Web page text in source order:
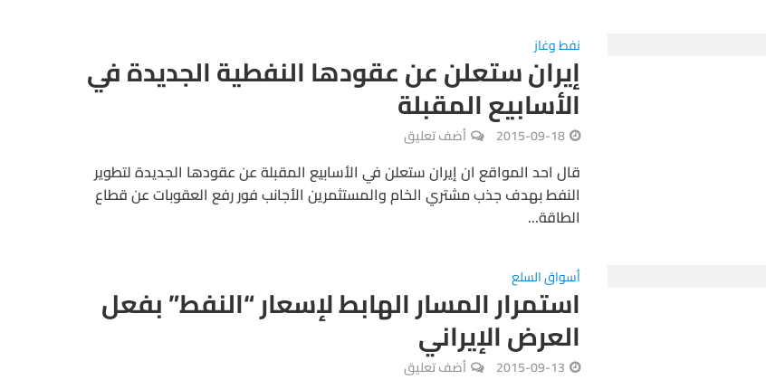
نفط وغاز
إيران ستعلن عن عقودها النفطية الجديدة في
الأسابيع المقبلة
2015-09-18 أضف تعليق
قال احد المواقع ان إيران ستعلن في الأسابيع المقبلة عن عقودها الجديدة لتطوير
النفط بهدف جذب مشتري الخام والمستثمرين الأجانب فور رفع العقوبات عن قطاع
الطاقة...
أسواق السلع
استمرار المسار الهابط لإسعار “النفط” بفعل
العرض الإيراني
2015-09-13 أضف تعليق